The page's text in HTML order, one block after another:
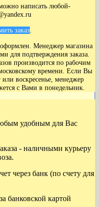
написать любой-
заказ.
Менеджер магазина
для подтверждения заказа.
производится по рабочим
времени. Если Вы
воскресенье, менеджер
с Вами в понедельник.
удобным для Вас
- наличными курьеру
через банк (по счету для
картой